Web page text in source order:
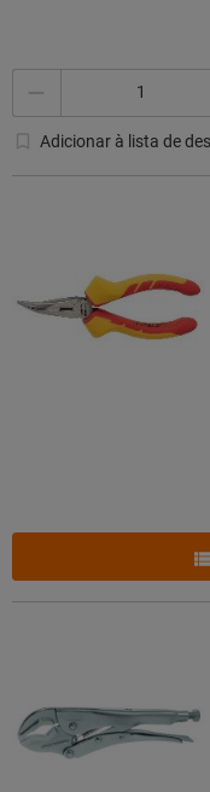
Adicionar à lista de